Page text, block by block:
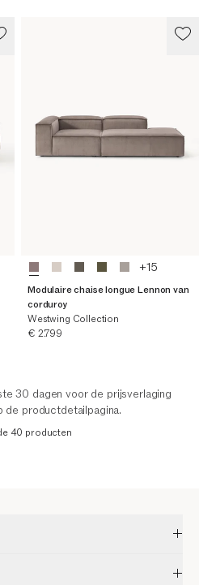
+15
Modulaire chaise longue Lennon van
corduroy
Westwing Collection
Huidige prijs
€ 2.799
30 dagen voor de prijsverlaging
productdetailpagina.
40 producten